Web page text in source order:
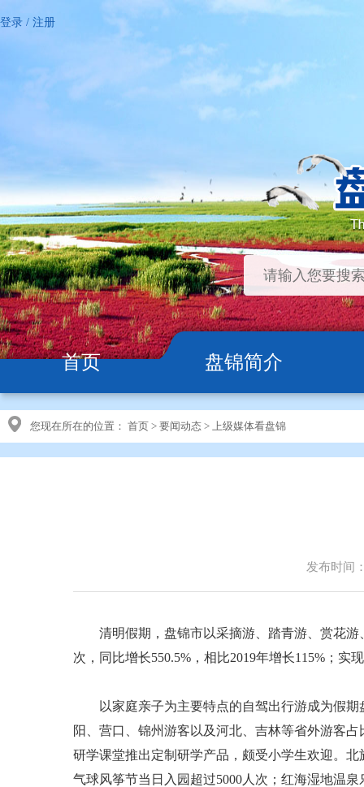
登录 / 注册
首页 盘锦简介
您现在所在的位置： 首页 > 要闻动态 > 上级媒体看盘锦
发布时间
清明假期，盘锦市以采摘游、踏青游、赏花游
次，同比增长550.5%，相比2019年增长115%；实
以家庭亲子为主要特点的自驾出行游成为假期
阳、营口、锦州游客以及河北、吉林等省外游客
研学课堂推出定制研学产品，颇受小学生欢迎。
气球风筝节当日入园超过5000人次；红海湿地温